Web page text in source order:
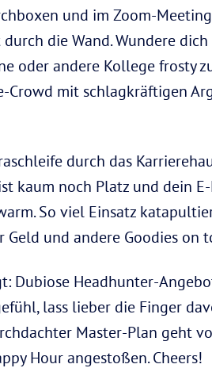
und im Zoom-
die Wand. Wundere
oder andere Kollege frosty
Crowd mit schlagkräftigen
durch das
kaum noch Platz und dein
So viel Einsatz
Geld und andere Goodies on
Dubiose Headhunter-
lass lieber die Finger
Master-Plan geht
Hour angestoßen. Cheers!